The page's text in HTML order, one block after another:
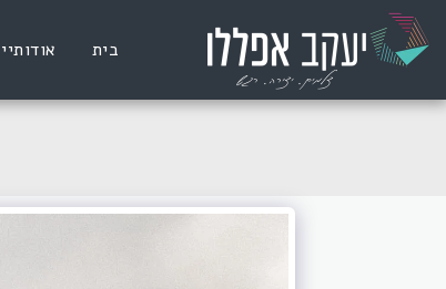
בית אודותיי